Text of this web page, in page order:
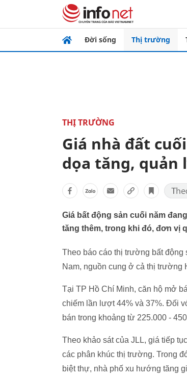
Đời sống Thị trường
THỊ TRƯỜNG
Giá nhà đất
dọa tăng, quản
Giá bất động sản cuối năm
tăng thêm, trong khi đó, đơn vị
Theo báo cáo thị trường bất động
Nam, nguồn cung ở cả thị trường
Tại TP Hồ Chí Minh, căn hộ mở
chiếm lần lượt 44% và 37%. Đối
bán trong khoảng từ 225.000 -
Theo khảo sát của JLL, giá tiếp
các phân khúc thị trường. Trong
biệt thự, nhà phố xu hướng tăng